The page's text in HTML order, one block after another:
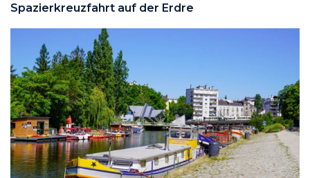
Spazierkreuzfahrt auf der Erdre